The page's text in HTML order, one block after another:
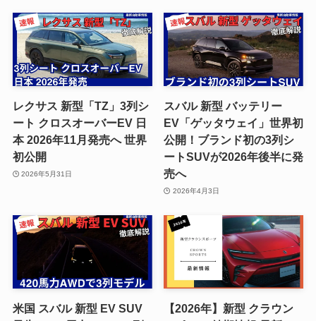
レクサス 新型「TZ」3列シ
ート クロスオーバーEV 日
本 2026年11月発売へ 世界
初公開
2026年5月31日
スバル 新型 バッテリー
EV「ゲッタウェイ」世界初
公開！ブランド初の3列シ
ートSUVが2026年後半に発
売へ
2026年4月3日
米国 スバル 新型 EV SUV
【2026年】新型 クラウン